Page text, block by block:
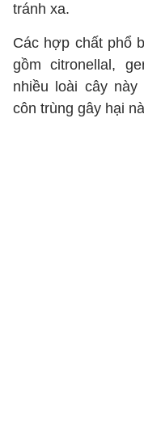
tránh xa.
Các hợp chất phổ
gồm citronellal,
nhiều loài cây
côn trùng gây hại